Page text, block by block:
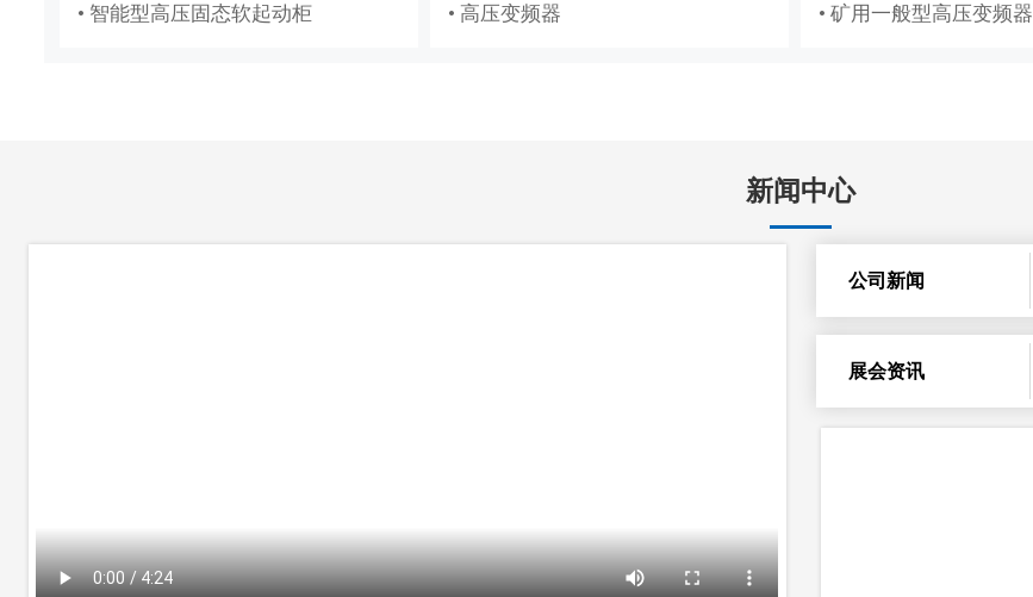
• 智能型高压固态软起动柜
• 高压变频器
• 矿用一般型高压变频器
• 高压成套
• 复卷机传动控制系统
• 水利工程DCS
• 液压控制系统
新闻中心
公司新闻
展会资讯